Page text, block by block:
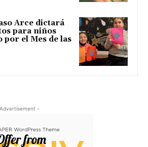
Arce dictará
para niños
por el Mes de las
-